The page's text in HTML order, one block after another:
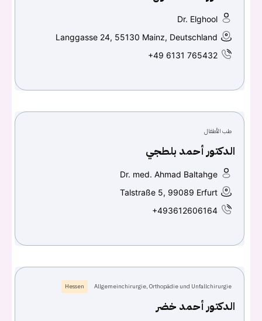
اسم المستخدم أو البريد الالكتروني
تسجيل الدخول
Don't have an account?
Continue withGoogle
Dr. Elghool
Langgasse 24, 55130 Mainz, Deutschland
+49 6131 765432
طب الأطفال
الدكتور أحمد بلطجي
Dr. med. Ahmad Baltahge
Talstraße 5, 99089 Erfurt
+493612606164
Allgemeinchirurgie, Orthopädie und Unfallchirurgie
Hessen
الدكتور أحمد خضر